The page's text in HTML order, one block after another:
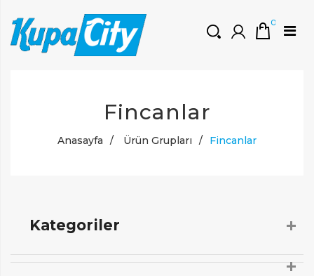
Müşteri Girişi
0
0 ₺
Fincanlar
Anasayfa / Ürün Grupları / Fincanlar
Kategoriler